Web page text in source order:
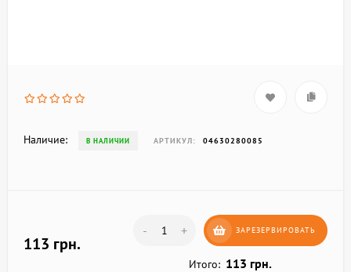
Наличие: В НАЛИЧИИ АРТИКУЛ: 04630280085
113 грн.
- + ЗАРЕЗЕРВИРОВАТЬ
Итого: 113 грн.